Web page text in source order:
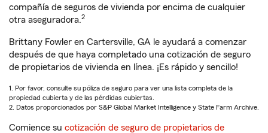
compañía de seguros de vivienda por encima de cualquier
otra aseguradora.2
Brittany Fowler en Cartersville, GA le ayudará a comenzar
después de que haya completado una cotización de seguro
de propietarios de vivienda en línea. ¡Es rápido y sencillo!
1. Por favor, consulte su póliza de seguro para ver una lista completa de la
propiedad cubierta y de las pérdidas cubiertas.
2. Datos proporcionados por S&P Global Market Intelligence y State Farm Archive.
Comience su cotización de seguro de propietarios de